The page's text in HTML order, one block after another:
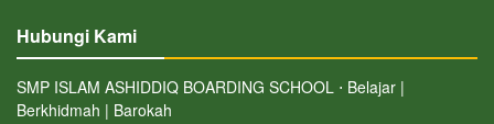
Hubungi Kami
SMP ISLAM ASHIDDIQ BOARDING SCHOOL ⋅ Belajar |
Berkhidmah | Barokah